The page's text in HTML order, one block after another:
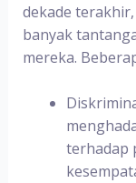
dekade
banyak
mereka.
terhadap